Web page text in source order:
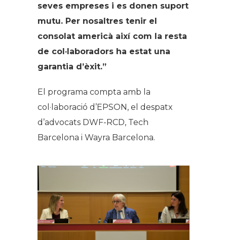
seves empreses i es donen suport
mutu. Per nosaltres tenir el
consolat americà així com la resta
de col·laboradors ha estat una
garantia d’èxit.”
El programa compta amb la
col·laboració d’EPSON, el despatx
d’advocats DWF-RCD, Tech
Barcelona i Wayra Barcelona.